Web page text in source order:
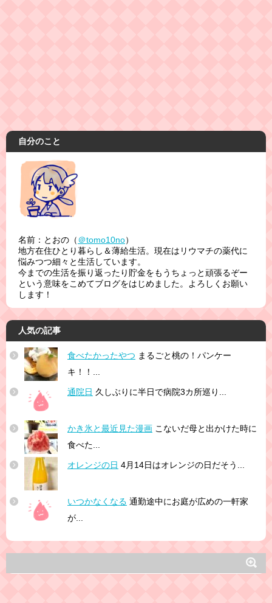
自分のこと
名前：とおの（＠tomo10no）
地方在住ひとり暮らし＆薄給生活。現在はリウマチの薬代に
悩みつつ細々と生活しています。
今までの生活を振り返ったり貯金をもうちょっと頑張るぞー
という意味をこめてブログをはじめました。よろしくお願い
します！
人気の記事
食べたかったやつ まるごと桃の！パンケー
キ！！...
通院日 久しぶりに半日で病院3カ所巡り...
かき氷と最近見た漫画 こないだ母と出かけた時に
食べた...
オレンジの日 4月14日はオレンジの日だそう...
いつかなくなる 通勤途中にお庭が広めの一軒家
が...